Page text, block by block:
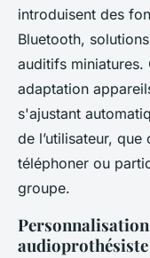
introduisent des
Bluetooth,
auditifs miniatures.
adaptation
s'ajustant
de l’utilisateur,
téléphoner ou
groupe.
audioprothésiste